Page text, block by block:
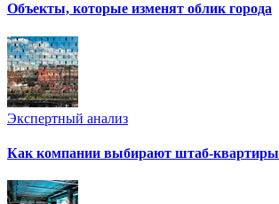
Объекты, которые изменят облик города
Экспертный анализ
Как компании выбирают штаб-квартиры